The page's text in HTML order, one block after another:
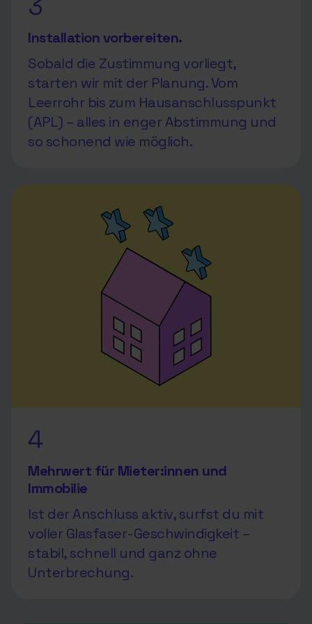
Installation vorbereiten.
Sobald die Zustimmung vorliegt,
starten wir mit der Planung. Vom
Leerrohr bis zum Hausanschlusspunkt
(APL) – alles in enger Abstimmung und
so schonend wie möglich.
4
Mehrwert für Mieter:innen und
Immobilie
Ist der Anschluss aktiv, surfst du mit
voller Glasfaser-Geschwindigkeit –
stabil, schnell und ganz ohne
Unterbrechung.